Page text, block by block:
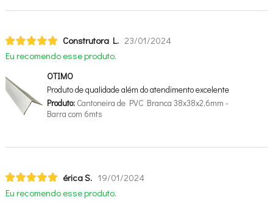
Construtora L. 23/01/2024
Eu recomendo esse produto.
OTIMO
Produto de qualidade além do atendimento excelente
Produto:Cantoneira de PVC Branca 38x38x2,6mm -
Barra com 6mts
érica S. 19/01/2024
Eu recomendo esse produto.